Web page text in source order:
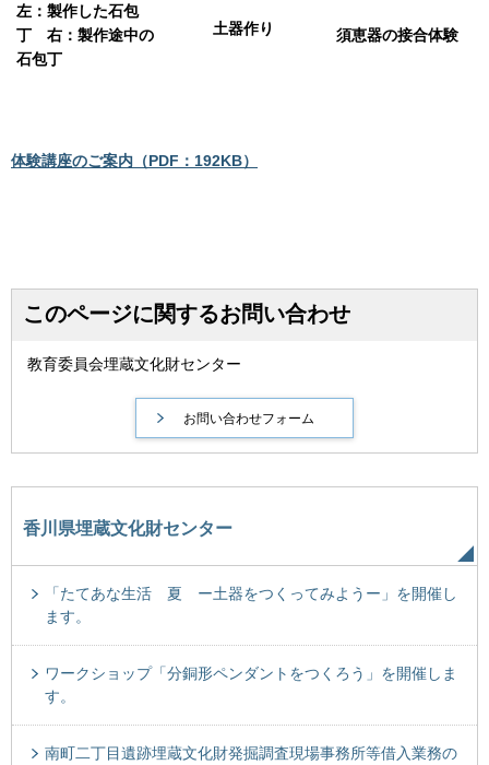
左：製作した石包
丁 右：製作途中の
石包丁
土器作り 須恵器の接合体験
体験講座のご案内（PDF：192KB）
このページに関するお問い合わせ
教育委員会埋蔵文化財センター
香川県埋蔵文化財センター
「たてあな生活 夏 ー土器をつくってみようー」を開催し
ます。
ワークショップ「分銅形ペンダントをつくろう」を開催しま
す。
南町二丁目遺跡埋蔵文化財発掘調査現場事務所等借入業務の